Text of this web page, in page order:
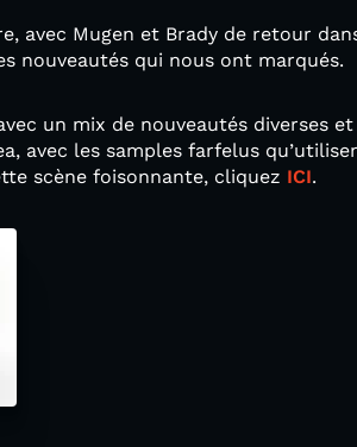
avec Mugen et Brady de retour
nouveautés qui nous ont marqués.
un mix de nouveautés diverses
avec les samples farfelus
scène foisonnante, cliquez ICI.